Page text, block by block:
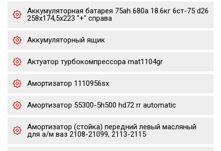
Аккумуляторная батарея 75ah 680a 18.6кг 6ст-75 d26
258x174,5x223 "+" справа
Аккумуляторный ящик
Актуатор турбокомпрессора mat1104gr
Амортизатор 1110956sx
Амортизатор 55300-5h500 hd72 rr automatic
Амортизатор (стойка) передний левый масляный
для а/м ваз 2108-21099, 2113-2115